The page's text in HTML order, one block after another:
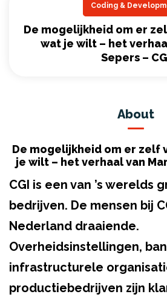
Coding &
De mogelijkheid om er
wat je wilt – het
Sepers –
About
De mogelijkheid om er zelf
je wilt – het verhaal van
CGI is een van ’s werelds
bedrijven. De mensen bij
Nederland draaiende.
Overheidsinstellingen,
infrastructurele
productiebedrijven zijn